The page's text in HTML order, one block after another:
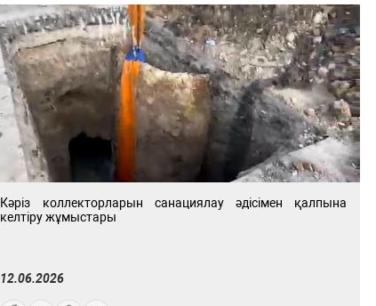
Кәріз коллекторларын санациялау әдісімен қалпына
келтіру жұмыстары
12.06.2026